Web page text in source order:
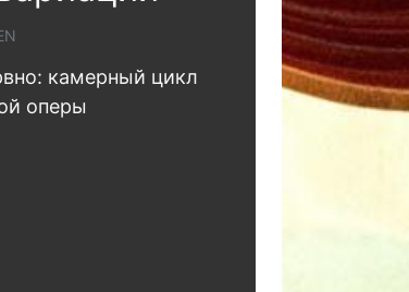
камерный цикл
оперы